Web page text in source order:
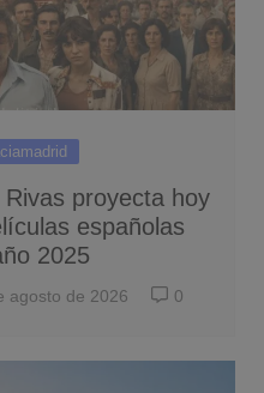
proyecta hoy
españolas
2025
agosto de 2026 0